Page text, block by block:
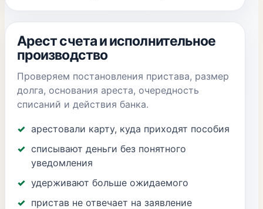
Арест счета и исполнительное
производство
Проверяем постановления пристава, размер
долга, основания ареста, очередность
списаний и действия банка.
арестовали карту, куда приходят пособия
списывают деньги без понятного
уведомления
удерживают больше ожидаемого
пристав не отвечает на заявление